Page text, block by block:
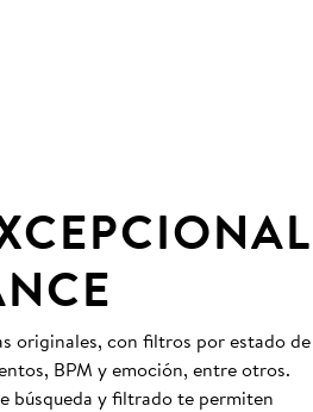
originales, con filtros por estado de
BPM y emoción, entre otros.
búsqueda y filtrado te permiten